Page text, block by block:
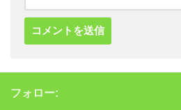
フォロー: